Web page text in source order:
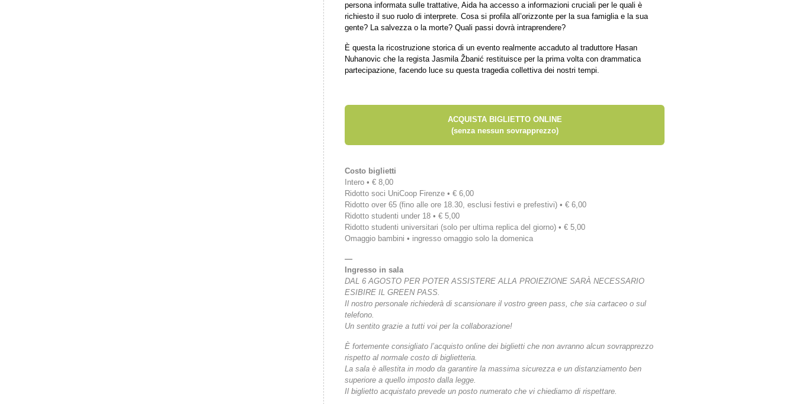
persona informata sulle trattative, Aida ha accesso a informazioni cruciali per le quali è
richiesto il suo ruolo di interprete. Cosa si profila all’orizzonte per la sua famiglia e la sua
gente? La salvezza o la morte? Quali passi dovrà intraprendere?
È questa la ricostruzione storica di un evento realmente accaduto al traduttore Hasan
Nuhanovic che la regista Jasmila Žbanić restituisce per la prima volta con drammatica
partecipazione, facendo luce su questa tragedia collettiva dei nostri tempi.
ACQUISTA BIGLIETTO ONLINE
(senza nessun sovrapprezzo)
Costo biglietti
Intero • € 8,00
Ridotto soci UniCoop Firenze • € 6,00
Ridotto over 65 (fino alle ore 18.30, esclusi festivi e prefestivi) • € 6,00
Ridotto studenti under 18 • € 5,00
Ridotto studenti universitari (solo per ultima replica del giorno) • € 5,00
Omaggio bambini • ingresso omaggio solo la domenica
—
Ingresso in sala
DAL 6 AGOSTO PER POTER ASSISTERE ALLA PROIEZIONE SARÀ NECESSARIO
ESIBIRE IL GREEN PASS.
Il nostro personale richiederà di scansionare il vostro green pass, che sia cartaceo o sul
telefono.
Un sentito grazie a tutti voi per la collaborazione!
È fortemente consigliato l’acquisto online dei biglietti che non avranno alcun sovrapprezzo
rispetto al normale costo di biglietteria.
La sala è allestita in modo da garantire la massima sicurezza e un distanziamento ben
superiore a quello imposto dalla legge.
Il biglietto acquistato prevede un posto numerato che vi chiediamo di rispettare.